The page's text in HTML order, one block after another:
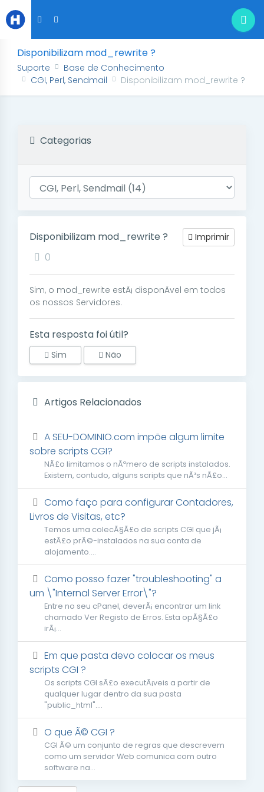
Disponibilizam mod_rewrite ?
Suporte
Base de Conhecimento
CGI, Perl, Sendmail
Disponibilizam mod_rewrite ?
Categorias
Disponibilizam mod_rewrite ? Imprimir
0
Sim, o mod_rewrite estÃ¡ disponÃ­vel em todos
os nossos Servidores.
Esta resposta foi útil?
Sim Não
Artigos Relacionados
A SEU-DOMINIO.com impõe algum limite
sobre scripts CGI?
NÃ£o limitamos o nÃºmero de scripts instalados.
Existem, contudo, alguns scripts que nÃ³s nÃ£o...
Como faço para configurar Contadores,
Livros de Visitas, etc?
Temos uma colecÃ§Ã£o de scripts CGI que jÃ¡
estÃ£o prÃ©-instalados na sua conta de
alojamento....
Como posso fazer "troubleshooting" a
um \"Internal Server Error\"?
Entre no seu cPanel, deverÃ¡ encontrar um link
chamado Ver Registo de Erros. Esta opÃ§Ã£o
irÃ¡...
Em que pasta devo colocar os meus
scripts CGI ?
Os scripts CGI sÃ£o executÃ¡veis a partir de
qualquer lugar dentro da sua pasta
"public_html"....
O que Ã© CGI ?
CGI Ã© um conjunto de regras que descrevem
como um servidor Web comunica com outro
software na...